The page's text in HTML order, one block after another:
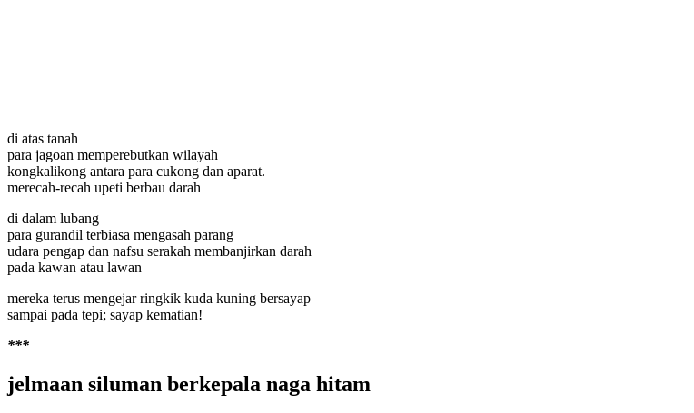
di atas tanah
para jagoan memperebutkan wilayah
kongkalikong antara para cukong dan aparat.
merecah-recah upeti berbau darah
di dalam lubang
para gurandil terbiasa mengasah parang
udara pengap dan nafsu serakah membanjirkan darah
pada kawan atau lawan
mereka terus mengejar ringkik kuda kuning bersayap
sampai pada tepi; sayap kematian!
***
jelmaan siluman berkepala naga hitam